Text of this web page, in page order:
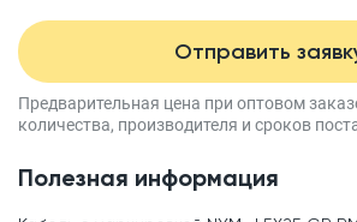
Отправить
Предварительная цена при оптовом
количества, производителя и сроков
Полезная информация